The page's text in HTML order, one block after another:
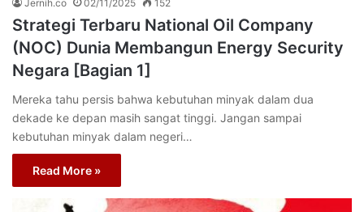
Jernih.co 02/11/2025 152
Strategi Terbaru National Oil Company
(NOC) Dunia Membangun Energy Security
Negara [Bagian 1]
Mereka tahu persis bahwa kebutuhan minyak dalam dua
dekade ke depan masih sangat tinggi. Jangan sampai
kebutuhan minyak dalam negeri…
Read More »